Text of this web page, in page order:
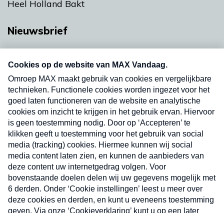
Heel Holland Bakt
Nieuwsbrief
nieuwsbrief. Elke vrijdag- en dinsdagochtend in
uw mailbox.
Verzend
Nieuwsbrief